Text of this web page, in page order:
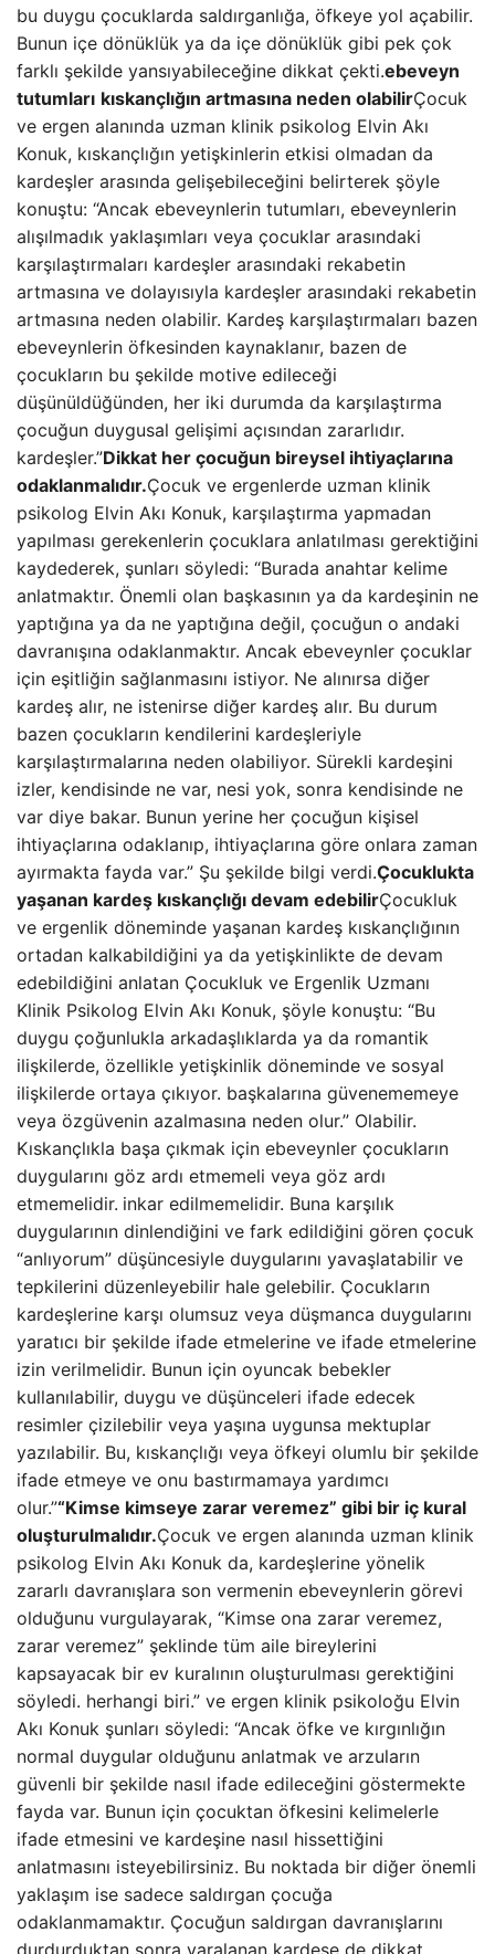
bu duygu çocuklarda saldırganlığa, öfkeye yol açabilir.
Bunun içe dönüklük ya da içe dönüklük gibi pek çok
farklı şekilde yansıyabileceğine dikkat çekti.ebeveyn
tutumları kıskançlığın artmasına neden olabilirÇocuk
ve ergen alanında uzman klinik psikolog Elvin Akı
Konuk, kıskançlığın yetişkinlerin etkisi olmadan da
kardeşler arasında gelişebileceğini belirterek şöyle
konuştu: “Ancak ebeveynlerin tutumları, ebeveynlerin
alışılmadık yaklaşımları veya çocuklar arasındaki
karşılaştırmaları kardeşler arasındaki rekabetin
artmasına ve dolayısıyla kardeşler arasındaki rekabetin
artmasına neden olabilir. Kardeş karşılaştırmaları bazen
ebeveynlerin öfkesinden kaynaklanır, bazen de
çocukların bu şekilde motive edileceği
düşünüldüğünden, her iki durumda da karşılaştırma
çocuğun duygusal gelişimi açısından zararlıdır.
kardeşler.”Dikkat her çocuğun bireysel ihtiyaçlarına
odaklanmalıdır.Çocuk ve ergenlerde uzman klinik
psikolog Elvin Akı Konuk, karşılaştırma yapmadan
yapılması gerekenlerin çocuklara anlatılması gerektiğini
kaydederek, şunları söyledi: “Burada anahtar kelime
anlatmaktır. Önemli olan başkasının ya da kardeşinin ne
yaptığına ya da ne yaptığına değil, çocuğun o andaki
davranışına odaklanmaktır. Ancak ebeveynler çocuklar
için eşitliğin sağlanmasını istiyor. Ne alınırsa diğer
kardeş alır, ne istenirse diğer kardeş alır. Bu durum
bazen çocukların kendilerini kardeşleriyle
karşılaştırmalarına neden olabiliyor. Sürekli kardeşini
izler, kendisinde ne var, nesi yok, sonra kendisinde ne
var diye bakar. Bunun yerine her çocuğun kişisel
ihtiyaçlarına odaklanıp, ihtiyaçlarına göre onlara zaman
ayırmakta fayda var.” Şu şekilde bilgi verdi.Çocuklukta
yaşanan kardeş kıskançlığı devam edebilirÇocukluk
ve ergenlik döneminde yaşanan kardeş kıskançlığının
ortadan kalkabildiğini ya da yetişkinlikte de devam
edebildiğini anlatan Çocukluk ve Ergenlik Uzmanı
Klinik Psikolog Elvin Akı Konuk, şöyle konuştu: “Bu
duygu çoğunlukla arkadaşlıklarda ya da romantik
ilişkilerde, özellikle yetişkinlik döneminde ve sosyal
ilişkilerde ortaya çıkıyor. başkalarına güvenememeye
veya özgüvenin azalmasına neden olur.” Olabilir.
Kıskançlıkla başa çıkmak için ebeveynler çocukların
duygularını göz ardı etmemeli veya göz ardı
etmemelidir. inkar edilmemelidir. Buna karşılık
duygularının dinlendiğini ve fark edildiğini gören çocuk
“anlıyorum” düşüncesiyle duygularını yavaşlatabilir ve
tepkilerini düzenleyebilir hale gelebilir. Çocukların
kardeşlerine karşı olumsuz veya düşmanca duygularını
yaratıcı bir şekilde ifade etmelerine ve ifade etmelerine
izin verilmelidir. Bunun için oyuncak bebekler
kullanılabilir, duygu ve düşünceleri ifade edecek
resimler çizilebilir veya yaşına uygunsa mektuplar
yazılabilir. Bu, kıskançlığı veya öfkeyi olumlu bir şekilde
ifade etmeye ve onu bastırmamaya yardımcı
olur.”“Kimse kimseye zarar veremez” gibi bir iç kural
oluşturulmalıdır.Çocuk ve ergen alanında uzman klinik
psikolog Elvin Akı Konuk da, kardeşlerine yönelik
zararlı davranışlara son vermenin ebeveynlerin görevi
olduğunu vurgulayarak, “Kimse ona zarar veremez,
zarar veremez” şeklinde tüm aile bireylerini
kapsayacak bir ev kuralının oluşturulması gerektiğini
söyledi. herhangi biri.” ve ergen klinik psikoloğu Elvin
Akı Konuk şunları söyledi: “Ancak öfke ve kırgınlığın
normal duygular olduğunu anlatmak ve arzuların
güvenli bir şekilde nasıl ifade edileceğini göstermekte
fayda var. Bunun için çocuktan öfkesini kelimelerle
ifade etmesini ve kardeşine nasıl hissettiğini
anlatmasını isteyebilirsiniz. Bu noktada bir diğer önemli
yaklaşım ise sadece saldırgan çocuğa
odaklanmamaktır. Çocuğun saldırgan davranışlarını
durdurduktan sonra yaralanan kardeşe de dikkat